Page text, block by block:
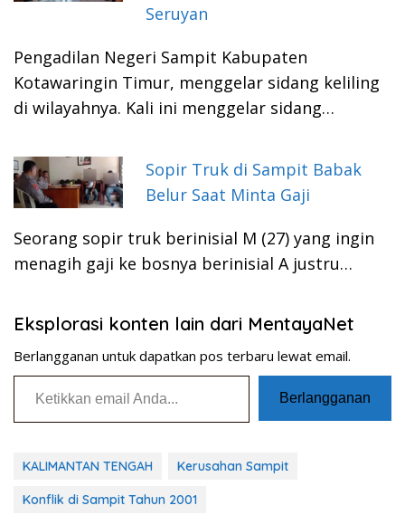
Seruyan
Pengadilan Negeri Sampit Kabupaten
Kotawaringin Timur, menggelar sidang keliling
di wilayahnya. Kali ini menggelar sidang…
Sopir Truk di Sampit Babak
Belur Saat Minta Gaji
Seorang sopir truk berinisial M (27) yang ingin
menagih gaji ke bosnya berinisial A justru…
Eksplorasi konten lain dari MentayaNet
Berlangganan untuk dapatkan pos terbaru lewat email.
Ketikkan email Anda...
Berlangganan
KALIMANTAN TENGAH Kerusahan Sampit
Konflik di Sampit Tahun 2001